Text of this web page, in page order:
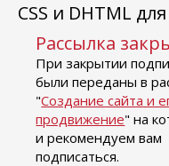
CSS и DHTML
Рассылка
При закрытии
были переданы в
"Создание сайта и
продвижение" на
и рекомендуем вам
подписаться.